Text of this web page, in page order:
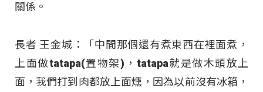
關係。
長者 王金城：「中間那個還有煮東西在裡面煮，
上面做tatapa(置物架)，tatapa就是做木頭放上
面，我們打到肉都放上面燻，因為以前沒有冰箱，